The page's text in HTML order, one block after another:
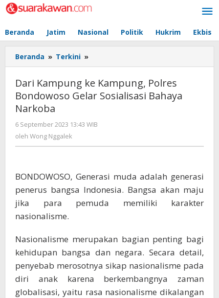
Lewati
ke
Beranda Jatim Nasional Politik Hukrim Ekbis
Beranda » Terkini »
Kampung
Kampung,
Polres
Sosialisasi
Narkoba
Dari Kampung ke Kampung, Polres
Bondowoso Gelar Sosialisasi Bahaya
Narkoba
6 September 2023 13:43 WIB
oleh Wong Nggalek
BONDOWOSO, Generasi muda adalah generasi
penerus bangsa Indonesia. Bangsa akan maju
jika para pemuda memiliki karakter
nasionalisme.
Nasionalisme merupakan bagian penting bagi
kehidupan bangsa dan negara. Secara detail,
penyebab merosotnya sikap nasionalisme pada
diri anak karena berkembangnya zaman
globalisasi, yaitu rasa nasionalisme dikalangan